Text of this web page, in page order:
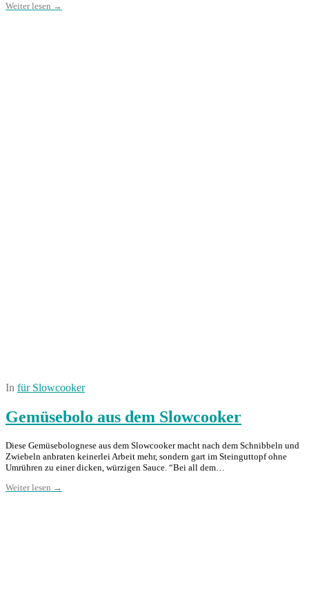
Weiter lesen →
In für Slowcooker
Gemüsebolo aus dem Slowcooker
Diese Gemüsebolognese aus dem Slowcooker macht nach dem Schnibbeln und
Zwiebeln anbraten keinerlei Arbeit mehr, sondern gart im Steinguttopf ohne
Umrühren zu einer dicken, würzigen Sauce. “Bei all dem…
Weiter lesen →